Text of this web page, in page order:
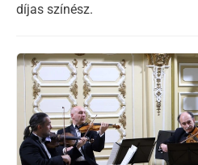
díjas színész.